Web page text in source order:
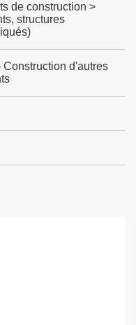
de construction >
structures
Construction d'autres